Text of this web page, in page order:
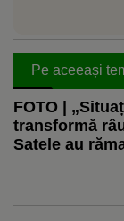
Pe aceeași
FOTO |
transformă
Satele au